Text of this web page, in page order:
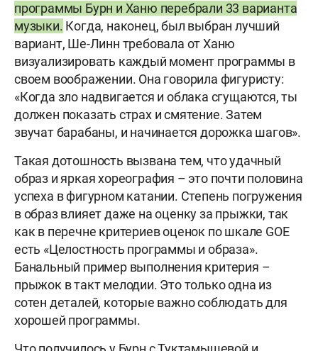
программы Бурн и Ханю перебрали 33 варианта
музыки. Когда, наконец, был выбран лучший
вариант, Ше-Линн требовала от Ханю
визуализировать каждый момент программы в
своем воображении. Она говорила фигуристу:
«Когда зло надвигается и облака сгущаются, ты
должен показать страх и смятение. Затем
звучат барабаны, и начинается дорожка шагов».
Такая дотошность вызвана тем, что удачный
образ и яркая хореография – это почти половина
успеха в фигурном катании. Степень погружения
в образ влияет даже на оценку за прыжки, так
как в перечне критериев оценок по шкале GOE
есть «Целостность программы и образа».
Банальный пример выполнения критерия –
прыжок в такт мелодии. Это только одна из
сотен деталей, которые важно соблюдать для
хорошей программы.